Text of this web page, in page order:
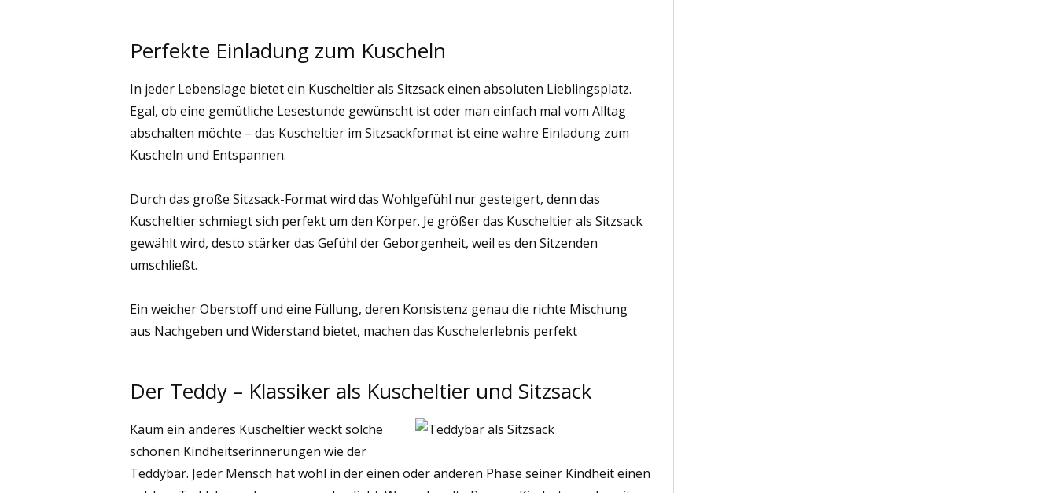
Perfekte Einladung zum Kuscheln
In jeder Lebenslage bietet ein Kuscheltier als Sitzsack einen absoluten Lieblingsplatz.
Egal, ob eine gemütliche Lesestunde gewünscht ist oder man einfach mal vom Alltag
abschalten möchte – das Kuscheltier im Sitzsackformat ist eine wahre Einladung zum
Kuscheln und Entspannen.
Durch das große Sitzsack-Format wird das Wohlgefühl nur gesteigert, denn das
Kuscheltier schmiegt sich perfekt um den Körper. Je größer das Kuscheltier als Sitzsack
gewählt wird, desto stärker das Gefühl der Geborgenheit, weil es den Sitzenden
umschließt.
Ein weicher Oberstoff und eine Füllung, deren Konsistenz genau die richte Mischung
aus Nachgeben und Widerstand bietet, machen das Kuschelerlebnis perfekt
Der Teddy – Klassiker als Kuscheltier und Sitzsack
Kaum ein anderes Kuscheltier weckt solche
schönen Kindheitserinnerungen wie der
Teddybär. Jeder Mensch hat wohl in der einen oder anderen Phase seiner Kindheit einen